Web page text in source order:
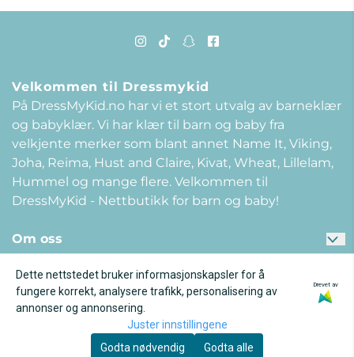
Velkommen til Dressmykid
På DressMyKid.no har vi et stort utvalg av barneklær
og babyklær. Vi har klær til barn og baby fra
velkjente merker som blant annet Name It, Viking,
Joha, Reima, Hust and Claire, Kivat, Wheat, Lillelam,
Hummel og mange flere. Velkommen til
DressMyKid - Nettbutikk for barn og baby!
Om oss
Gneisveien 8
3221 SANDEFJORD
Org. nr. 917554854
Spørsmål og svar
Kontakt oss
Kundeklubb
Bli medlem i dag! Få 25% rabatt på ditt neste kjøp*,
samle bonuspoeng og få tilgang til eksklusive
medlemstilbud
Dette nettstedet bruker informasjonskapsler for å
fungere korrekt, analysere trafikk, personalisering av
annonser og annonsering.
Drevet av
Juster innstillingene
Godta nødvendig
Godta alle